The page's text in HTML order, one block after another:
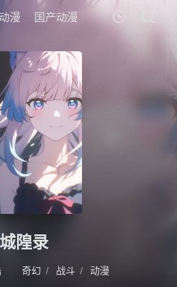
漫 国产动漫 剧场版
记录
无观看影片的记录
城隍录
奇幻 / 战斗 / 动漫